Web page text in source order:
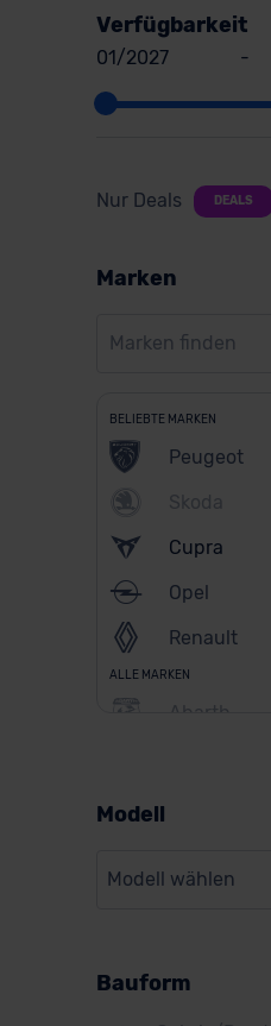
Verfügbarkeit
01/2027 -
Nur Deals DEALS
Marken
BELIEBTE MARKEN
Peugeot
Skoda
Cupra
Opel
Renault
ALLE MARKEN
Abarth
BMW
Citroen
Modell
Modell wählen
Bauform